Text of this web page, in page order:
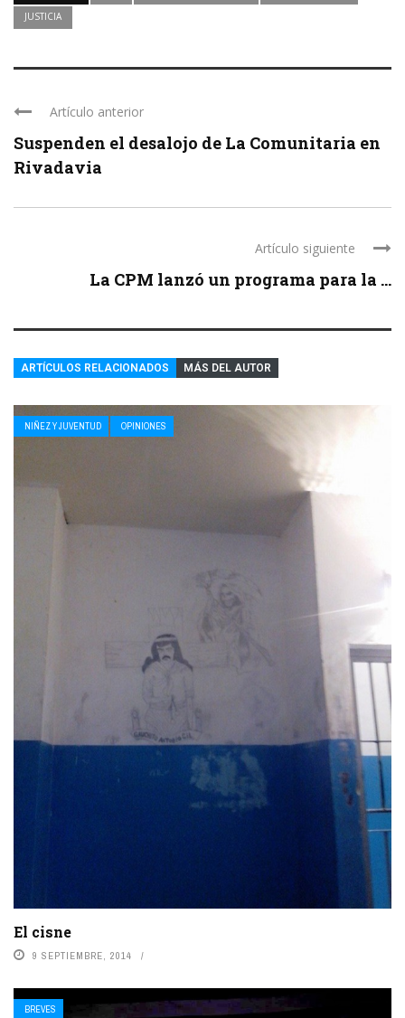
JUSTICIA
Artículo anterior
Suspenden el desalojo de La Comunitaria en
Rivadavia
Artículo siguiente
La CPM lanzó un programa para la ...
ARTÍCULOS RELACIONADOS MÁS DEL AUTOR
NIÑEZ Y JUVENTUD OPINIONES
El cisne
9 SEPTIEMBRE, 2014
BREVES